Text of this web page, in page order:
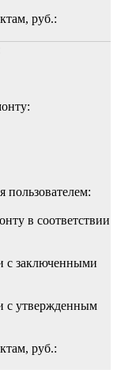
руб.:
пользователем:
в соответствии
с заключенными
с утвержденным
руб.: